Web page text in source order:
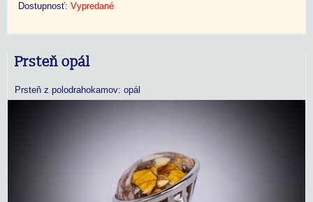
Dostupnosť: Vypredané
Prsteň opál
Prsteň z polodrahokamov: opál